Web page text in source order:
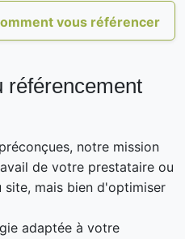
vous référencer
référencement
notre mission
de votre prestataire ou
site, mais bien d'optimiser
adaptée à votre